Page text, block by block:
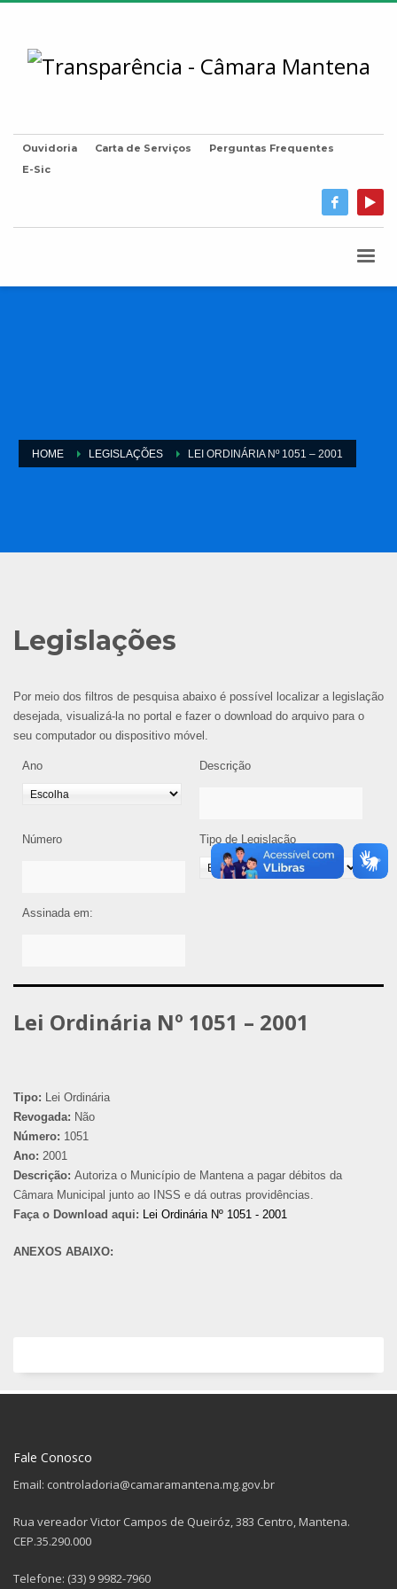
Ouvidoria Carta de Serviços
Perguntas Frequentes
E-Sic
HOME LEGISLAÇÕES LEI ORDINÁRIA Nº 1051 – 2001
Legislações
Por meio dos filtros de pesquisa abaixo é possível localizar a legislação
desejada, visualizá-la no portal e fazer o download do arquivo para o
seu computador ou dispositivo móvel.
Ano Descrição
Número Tipo de Legislação
Assinada em:
Lei Ordinária Nº 1051 – 2001
Tipo: Lei Ordinária
Revogada: Não
Número: 1051
Ano: 2001
Descrição: Autoriza o Município de Mantena a pagar débitos da
Câmara Municipal junto ao INSS e dá outras providências.
Faça o Download aqui: Lei Ordinária Nº 1051 - 2001
ANEXOS ABAIXO:
Fale Conosco
Email: controladoria@camaramantena.mg.gov.br
Rua vereador Victor Campos de Queiróz, 383 Centro, Mantena.
CEP.35.290.000
Telefone: (33) 9 9982-7960